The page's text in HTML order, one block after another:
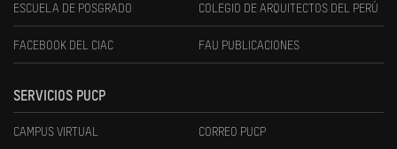
ESCUELA DE POSGRADO COLEGIO DE ARQUITECTOS DEL PERÚ
FACEBOOK DEL CIAC FAU PUBLICACIONES
SERVICIOS PUCP
CAMPUS VIRTUAL CORREO PUCP